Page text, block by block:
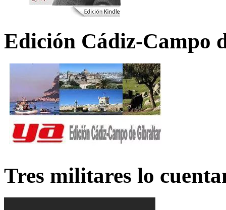
Edición Cádiz-Campo
Tres militares lo